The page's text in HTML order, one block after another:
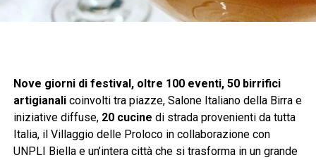
Nove giorni di festival, oltre 100 eventi, 50 birrifici
artigianalicoinvolti tra piazze, Salone Italiano della Birra e
iniziative diffuse,20 cucine di strada provenienti da tutta
Italia, il Villaggio delle Proloco in collaborazione con
UNPLI Biella e un’intera città che si trasforma in un grande